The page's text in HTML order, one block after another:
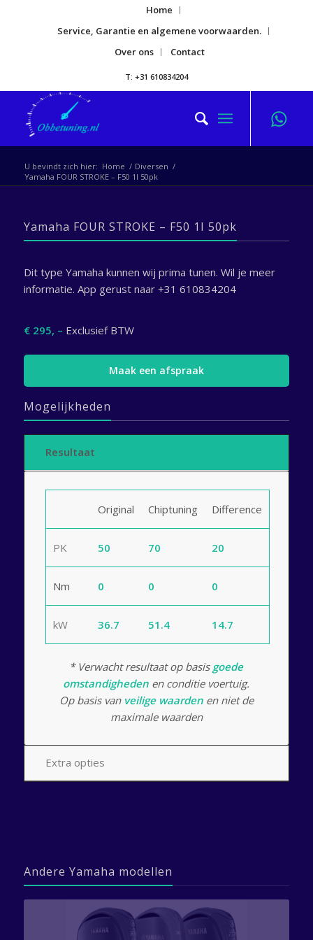
Home
Service, Garantie en algemene voorwaarden.
Over ons
Contact
T: +31 610834204
U bevindt zich hier: Home / Diversen /
Yamaha FOUR STROKE – F50 1I 50pk
Yamaha FOUR STROKE – F50 1I 50pk
Dit type Yamaha kunnen wij prima tunen. Wil je meer
informatie. App gerust naar +31 610834204
€ 295, – Exclusief BTW
Maak een afspraak
Mogelijkheden
Resultaat
Original Chiptuning Difference
PK 50 70 20
Nm 0 0 0
kW 36.7 51.4 14.7
* Verwacht resultaat op basis goede
omstandigheden en conditie voertuig.
Op basis van veilige waardenen niet de
maximale waarden
Extra opties
Andere Yamaha modellen